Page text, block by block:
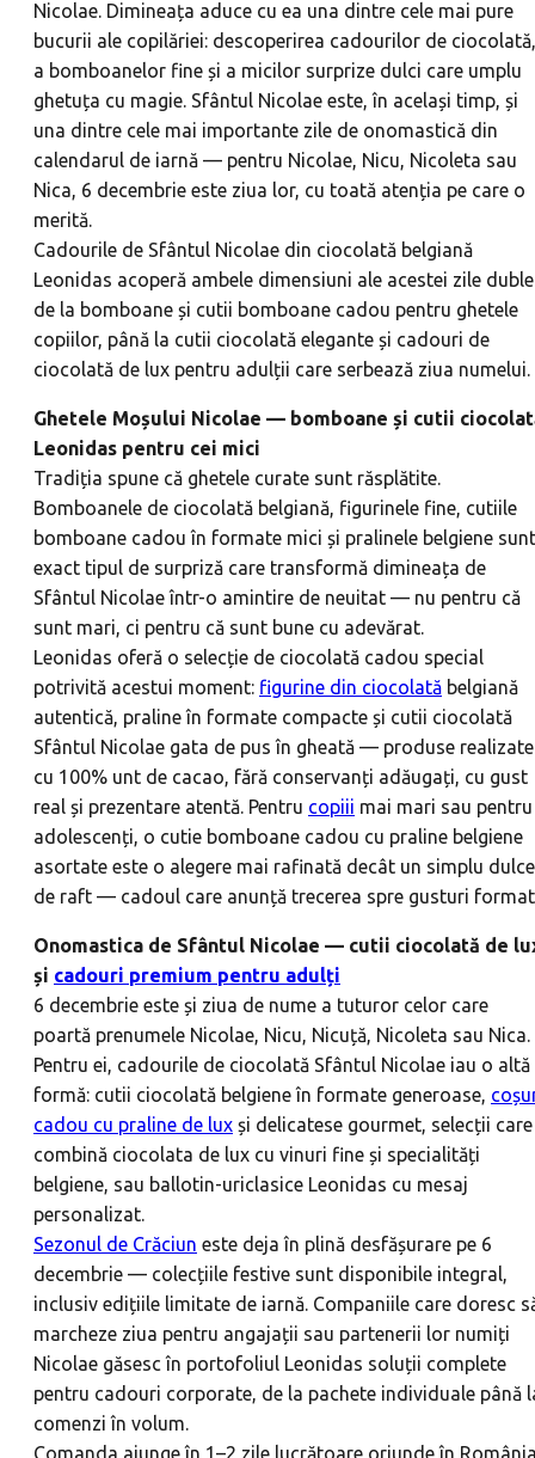
Nicolae. Dimineața aduce cu ea una dintre cele mai pure
bucurii ale copilăriei: descoperirea cadourilor de ciocolată,
a bomboanelor fine și a micilor surprize dulci care umplu
ghetuța cu magie. Sfântul Nicolae este, în același timp, și
una dintre cele mai importante zile de onomastică din
calendarul de iarnă — pentru Nicolae, Nicu, Nicoleta sau
Nica, 6 decembrie este ziua lor, cu toată atenția pe care o
merită.
Cadourile de Sfântul Nicolae din ciocolată belgiană
Leonidas acoperă ambele dimensiuni ale acestei zile
de la bomboane și cutii bomboane cadou pentru ghetele
copiilor, până la cutii ciocolată elegante și cadouri de
ciocolată de lux pentru adulții care serbează ziua numelui.
Ghetele Moșului Nicolae — bomboane și cutii
Leonidas pentru cei mici
Tradiția spune că ghetele curate sunt răsplătite.
Bomboanele de ciocolată belgiană, figurinele fine, cutiile
bomboane cadou în formate mici și pralinele belgiene sunt
exact tipul de surpriză care transformă dimineața de
Sfântul Nicolae într-o amintire de neuitat — nu pentru că
sunt mari, ci pentru că sunt bune cu adevărat.
Leonidas oferă o selecție de ciocolată cadou special
potrivită acestui moment: figurine din ciocolată belgiană
autentică, praline în formate compacte și cutii ciocolată
Sfântul Nicolae gata de pus în gheată — produse realizate
cu 100% unt de cacao, fără conservanți adăugați, cu gust
real și prezentare atentă. Pentru copiii mai mari sau pentru
adolescenți, o cutie bomboane cadou cu praline belgiene
asortate este o alegere mai rafinată decât un simplu dulce
de raft — cadoul care anunță trecerea spre gusturi
Onomastica de Sfântul Nicolae — cutii ciocolată de
și cadouri premium pentru adulți
6 decembrie este și ziua de nume a tuturor celor care
poartă prenumele Nicolae, Nicu, Nicuță, Nicoleta sau Nica.
Pentru ei, cadourile de ciocolată Sfântul Nicolae iau o altă
formă: cutii ciocolată belgiene în formate generoase,
cadou cu praline de lux și delicatese gourmet, selecții care
combină ciocolata de lux cu vinuri fine și specialități
belgiene, sau ballotin-uriclasice Leonidas cu mesaj
personalizat.
Sezonul de Crăciun este deja în plină desfășurare pe 6
decembrie — colecțiile festive sunt disponibile integral,
inclusiv edițiile limitate de iarnă. Companiile care doresc
marcheze ziua pentru angajații sau partenerii lor numiți
Nicolae găsesc în portofoliul Leonidas soluții complete
pentru cadouri corporate, de la pachete individuale până
comenzi în volum.
Comanda ajunge în 1–2 zile lucrătoare oriunde în